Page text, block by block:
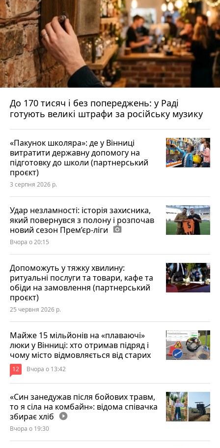
До 170 тисяч і без попереджень: у Раді
готують великі штрафи за російську музику
«Пакунок школяра»: де у Вінниці
витратити державну допомогу на
підготовку до школи (партнерський
проєкт)
3 серпня 2026 р.
Удар незламності: історія захисника,
який повернувся з полону і розпочав
новий сезон Прем’єр-ліги photo_camera
Вчора о 20:15
Допоможуть у тяжку хвилину:
ритуальні послуги та товари, кафе та
обіди на замовлення (партнерський
проєкт)
25 червня 2026 р.
Майже 15 мільйонів на «плаваючі»
люки у Вінниці: хто отримав підряд і
чому місто відмовляється від старих
12 Вчора о 13:42
«Син занедужав після бойових травм,
то я сіла на комбайн»: відома співачка
збирає хліб play_circle_filled
Вчора о 19:30